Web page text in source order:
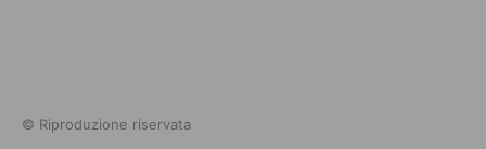
© Riproduzione riservata